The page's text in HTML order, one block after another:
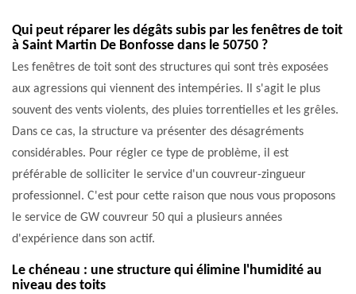
Qui peut réparer les dégâts subis par les fenêtres de toit
à Saint Martin De Bonfosse dans le 50750 ?
Les fenêtres de toit sont des structures qui sont très exposées
aux agressions qui viennent des intempéries. Il s'agit le plus
souvent des vents violents, des pluies torrentielles et les grêles.
Dans ce cas, la structure va présenter des désagréments
considérables. Pour régler ce type de problème, il est
préférable de solliciter le service d'un couvreur-zingueur
professionnel. C'est pour cette raison que nous vous proposons
le service de GW couvreur 50 qui a plusieurs années
d'expérience dans son actif.
Le chéneau : une structure qui élimine l'humidité au
niveau des toits